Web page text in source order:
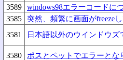
3589
windows98エラーコードに
3585
突然、頻繁に画面がfreeze
3581
日本語以外のウインドウ
3580 ポスとペットでエラーとな